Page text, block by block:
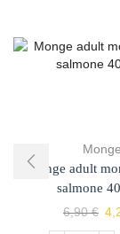
Monge
Monge adult
salmone
6,90€